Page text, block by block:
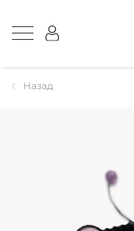
Назад